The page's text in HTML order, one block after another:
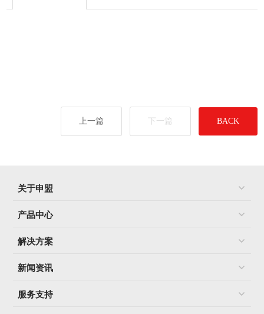
上一篇 下一篇 BACK
关于申盟
产品中心
解决方案
新闻资讯
服务支持